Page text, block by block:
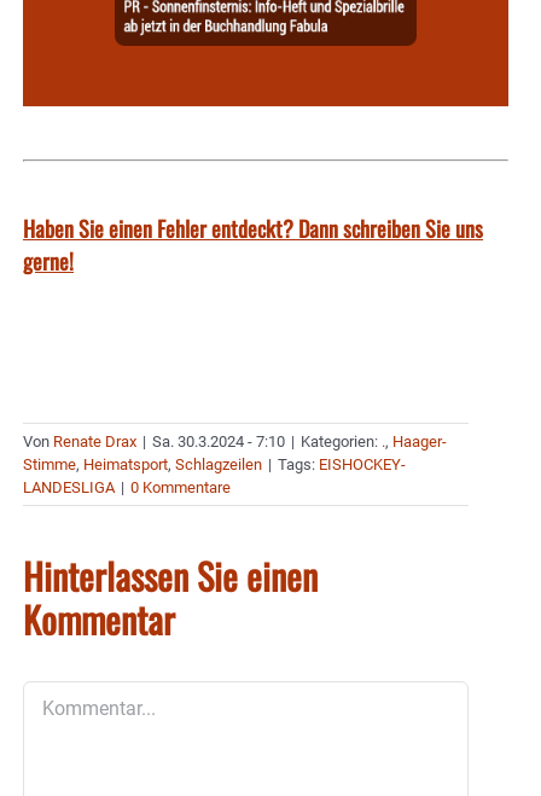
Haben Sie einen Fehler entdeckt? Dann schreiben Sie uns
gerne!
Von Renate Drax | Sa. 30.3.2024 - 7:10 | Kategorien: ., Haager-
Stimme, Heimatsport, Schlagzeilen | Tags: EISHOCKEY-
LANDESLIGA | 0 Kommentare
Hinterlassen Sie einen
Kommentar